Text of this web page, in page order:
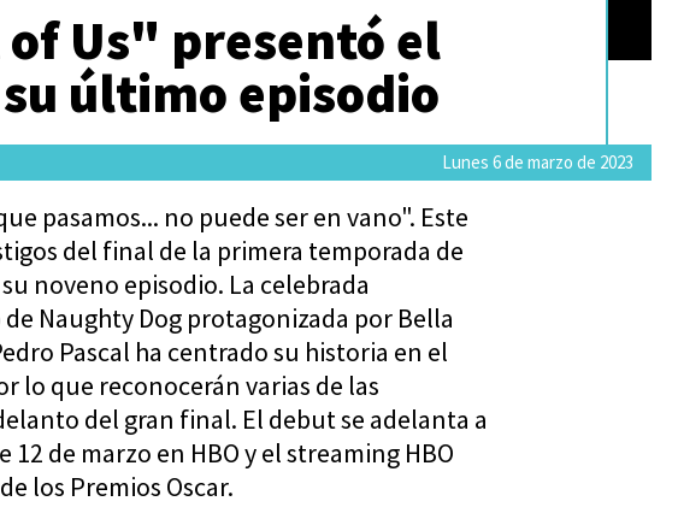
Us" presentó el
último episodio
Lunes 6 de marzo de 2023
pasamos... no puede ser en vano". Este
del final de la primera temporada de
noveno episodio. La celebrada
Naughty Dog protagonizada por Bella
Pascal ha centrado su historia en el
lo que reconocerán varias de las
del gran final. El debut se adelanta a
12 de marzo en HBO y el streaming HBO
los Premios Oscar.